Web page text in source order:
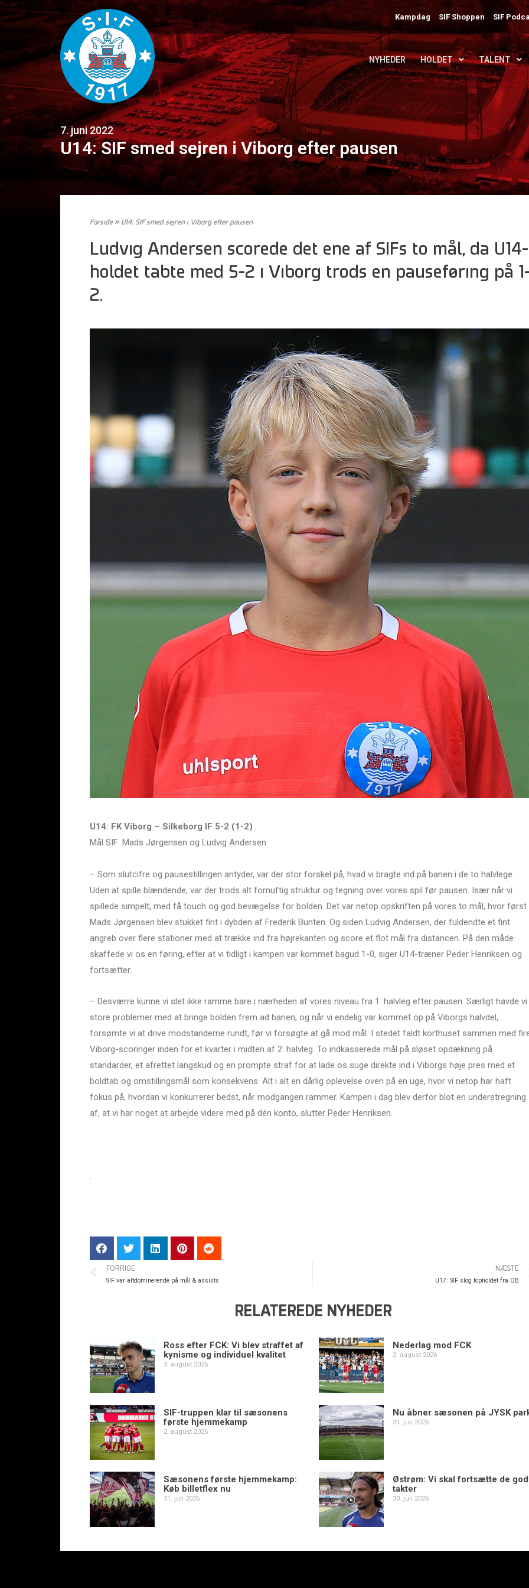
Kampdag SIF Shoppen SIF
NYHEDER HOLDET TALENT
7. juni 2022
U14: SIF smed sejren i Viborg efter pausen
Forside» U14: SIF smed sejren i Viborg efter pausen
Ludvig Andersen scorede det ene af SIFs to mål, da U14-
holdet tabte med 5-2 i Viborg trods en pauseføring på
2.
U14: FK Viborg – Silkeborg IF 5-2 (1-2)
Mål SIF: Mads Jørgensen og Ludvig Andersen
– Som slutcifre og pausestillingen antyder, var der stor forskel på, hvad vi bragte ind på banen i de to halvlege.
Uden at spille blændende, var der trods alt fornuftig struktur og tegning over vores spil før pausen. Især når vi
spillede simpelt, med få touch og god bevægelse for bolden. Det var netop opskriften på vores to mål, hvor først
Mads Jørgensen blev stukket fint i dybden af Frederik Bunten. Og siden Ludvig Andersen, der fuldendte et fint
angreb over flere stationer med at trække ind fra højrekanten og score et flot mål fra distancen. På den måde
skaffede vi os en føring, efter at vi tidligt i kampen var kommet bagud 1-0, siger U14-træner Peder Henriksen og
fortsætter.
– Desværre kunne vi slet ikke ramme bare i nærheden af vores niveau fra 1. halvleg efter pausen. Særligt havde vi
store problemer med at bringe bolden frem ad banen, og når vi endelig var kommet op på Viborgs halvdel,
forsømte vi at drive modstanderne rundt, før vi forsøgte at gå mod mål. I stedet faldt korthuset sammen med
Viborg-scoringer inden for et kvarter i midten af 2. halvleg. To indkasserede mål på sløset opdækning på
standarder, et afrettet langskud og en prompte straf for at lade os suge direkte ind i Viborgs høje pres med et
boldtab og omstillingsmål som konsekvens. Alt i alt en dårlig oplevelse oven på en uge, hvor vi netop har haft
fokus på, hvordan vi konkurrerer bedst, når modgangen rammer. Kampen i dag blev derfor blot en understregning
af, at vi har noget at arbejde videre med på dén konto, slutter Peder Henriksen.
.
FORRIGE
SIF var altdominerende på mål & assists
NÆSTE
U17: SIF slog topholdet fra OB
RELATEREDE NYHEDER
Ross efter FCK: Vi blev straffet af
kynisme og individuel kvalitet
3. august 2026
Nederlag mod FCK
2. august 2026
SIF-truppen klar til sæsonens
første hjemmekamp
2. august 2026
Nu åbner sæsonen på JYSK
31. juli 2026
Sæsonens første hjemmekamp:
Køb billetflex nu
31. juli 2026
Østrøm: Vi skal fortsætte de
takter
30. juli 2026